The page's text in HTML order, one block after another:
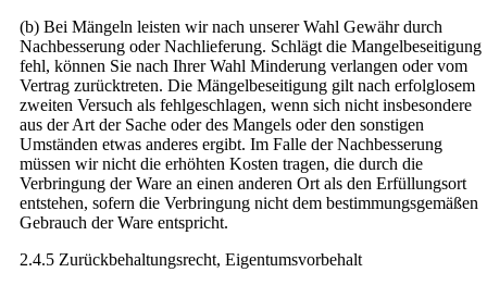
(b) Bei Mängeln leisten wir nach unserer Wahl Gewähr durch
Nachbesserung oder Nachlieferung. Schlägt die Mangelbeseitigung
fehl, können Sie nach Ihrer Wahl Minderung verlangen oder vom
Vertrag zurücktreten. Die Mängelbeseitigung gilt nach erfolglosem
zweiten Versuch als fehlgeschlagen, wenn sich nicht insbesondere
aus der Art der Sache oder des Mangels oder den sonstigen
Umständen etwas anderes ergibt. Im Falle der Nachbesserung
müssen wir nicht die erhöhten Kosten tragen, die durch die
Verbringung der Ware an einen anderen Ort als den Erfüllungsort
entstehen, sofern die Verbringung nicht dem bestimmungsgemäßen
Gebrauch der Ware entspricht.
2.4.5 Zurückbehaltungsrecht, Eigentumsvorbehalt